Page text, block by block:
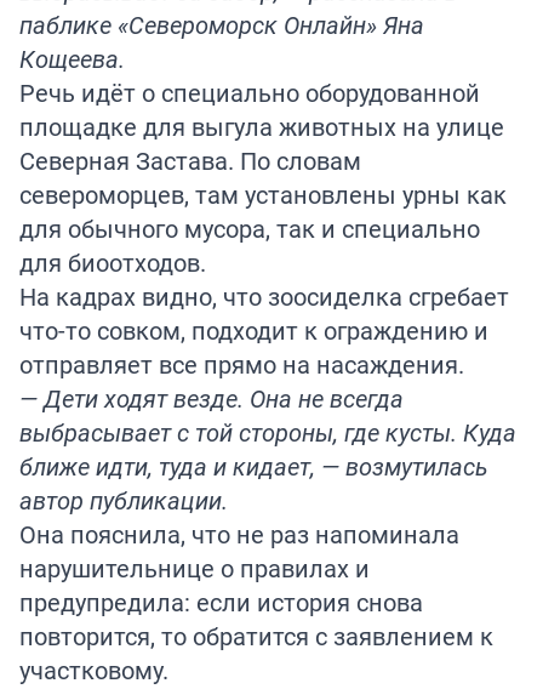
паблике «Североморск Онлайн» Яна
Кощеева.
Речь идёт о специально оборудованной
площадке для выгула животных на улице
Северная Застава. По словам
североморцев, там установлены урны как
для обычного мусора, так и специально
для биоотходов.
На кадрах видно, что зоосиделка сгребает
что-то совком, подходит к ограждению и
отправляет все прямо на насаждения.
— Дети ходят везде. Она не всегда
выбрасывает с той стороны, где кусты. Куда
ближе идти, туда и кидает, — возмутилась
автор публикации.
Она пояснила, что не раз напоминала
нарушительнице о правилах и
предупредила: если история снова
повторится, то обратится с заявлением к
участковому.